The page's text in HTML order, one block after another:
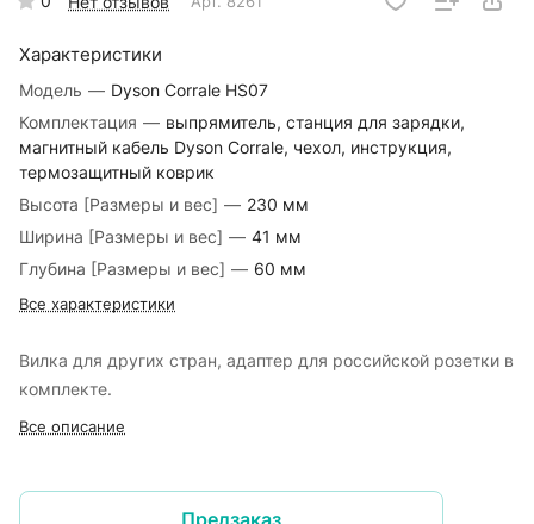
Характеристики
Модель — Dyson Corrale HS07
Комплектация — выпрямитель, станция для зарядки,
магнитный кабель Dyson Corrale, чехол, инструкция,
термозащитный коврик
Высота [Размеры и вес] — 230 мм
Ширина [Размеры и вес] — 41 мм
Глубина [Размеры и вес] — 60 мм
Все характеристики
Вилка для других стран, адаптер для российской розетки в
комплекте.
Все описание
Предзаказ